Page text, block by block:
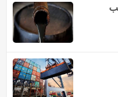
6% عقب